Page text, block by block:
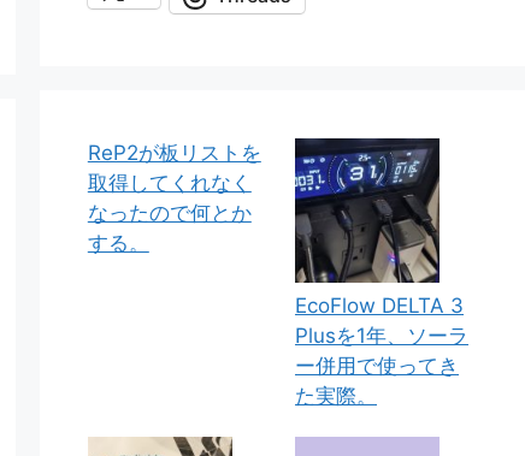
ReP2が板リストを
取得してくれなく
なったので何とか
する。
EcoFlow DELTA 3
Plusを1年、ソーラ
ー併用で使ってき
た実際。